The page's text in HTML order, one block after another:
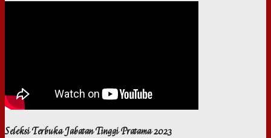
Seleksi Terbuka Jabatan Tinggi Pratama 2023